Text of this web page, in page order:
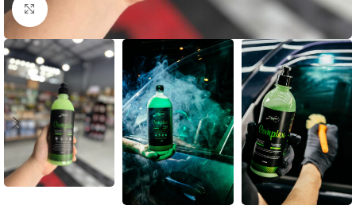
Clique para ampliar